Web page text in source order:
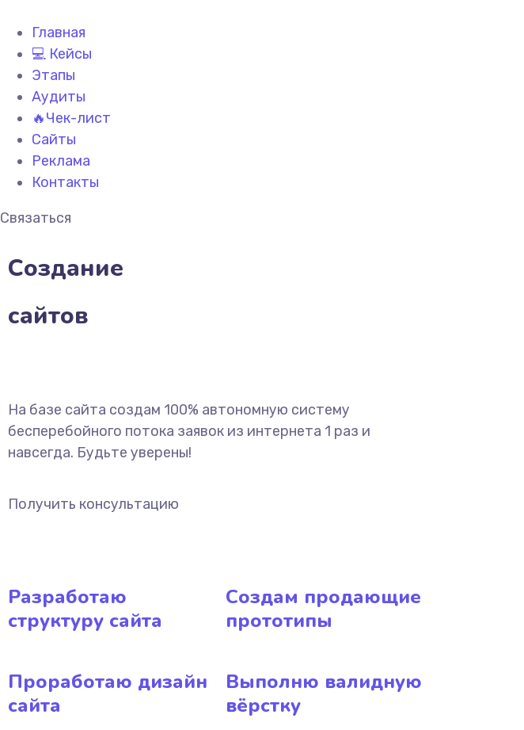
Главная
💻 Кейсы
Этапы
Аудиты
🔥Чек-лист
Сайты
Реклама
Контакты
Связаться
Создание
сайтов
На базе сайта создам 100% автономную систему
бесперебойного потока заявок из интернета 1 раз и
навсегда. Будьте уверены!
Получить консультацию
Разработаю
структуру сайта
Проработаю дизайн
сайта
Создам продающие
прототипы
Выполню валидную
вёрстку